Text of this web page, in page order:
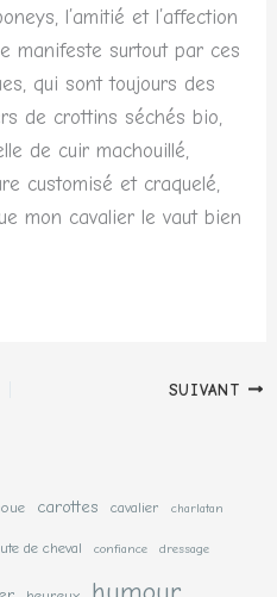
l’amitié et l’affection
manifeste surtout par ces
qui sont toujours des
de crottins séchés bio,
de cuir machouillé,
customisé et craquelé,
mon cavalier le vaut bien
SUIVANT
carottes cavalier charlatan
de cheval confiance dressage